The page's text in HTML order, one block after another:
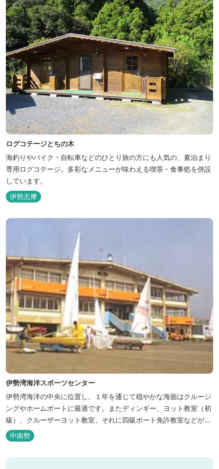
ログコテージとちの木
海釣りやバイク・自転車などのひとり旅の方にも人気の、素泊まり
専用ログコテージ。多彩なメニューが味わえる喫茶・食事処を併設
しています。
伊勢志摩
伊勢湾海洋スポーツセンター
伊勢湾海洋の中央に位置し、１年を通じて穏やかな海面はクルージ
ングやホームポートに最適です。またディンギー、ヨット教室（初
級）、クルーザーヨット教室、それに四級ボート免許教室などが開
催されています。レンタルヨットもあります。
中南勢